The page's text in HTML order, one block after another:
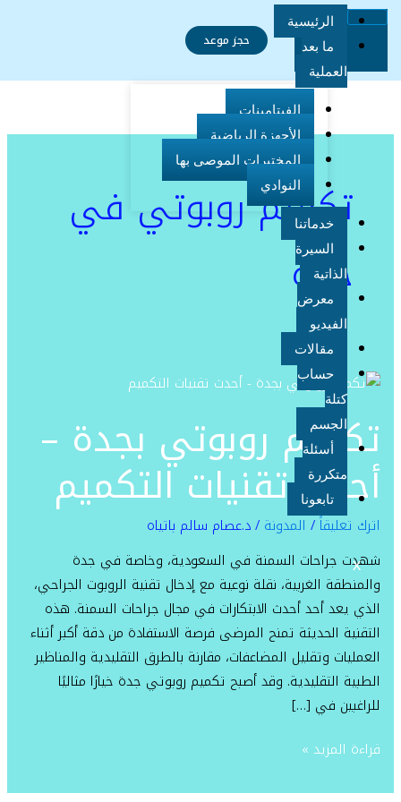
تخطي
الرئيسية
ما بعد
العملية
الفيتامينات
الأجهزة الرياضية
المختبرات الموصى بها
النوادي
خدماتنا
السيرة
الذاتية
معرض
الفيديو
مقالات
حساب
كتلة
الجسم
أسئلة
متكررة
تابعونا
X
حجز موعد
تكميم روبوتي في
جدة
تكميم روبوتي بجدة –
أحدث تقنيات التكميم
اترك تعليقاً/ المدونة /د.عصام سالم باتياه
شهدت جراحات السمنة في السعودية، وخاصة في جدة
والمنطقة الغربية، نقلة نوعية مع إدخال تقنية الروبوت الجراحي،
الذي يعد أحد أحدث الابتكارات في مجال جراحات السمنة. هذه
التقنية الحديثة تمنح المرضى فرصة الاستفادة من دقة أكبر أثناء
العمليات وتقليل المضاعفات، مقارنة بالطرق التقليدية والمناظير
الطبية التقليدية. وقد أصبح تكميم روبوتي جدة خيارًا مثاليًا
للراغبين في […]
تكميم
روبوتي
بجدة
–
أحدث
تقنيات
التكميم
قراءة المزيد »